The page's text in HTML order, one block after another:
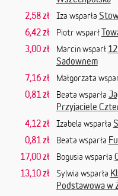
2,58 zł
Iza wsparła
6,42 zł
Piotr wsparł
3,00 zł
Marcin wsparł
Sadownem
7,16 zł
Małgorzata
0,81 zł
Beata wsparła
Przyjaciele
4,12 zł
Izabela wsparła
0,81 zł
Beata wsparła
17,00 zł
Bogusia wsparła
13,10 zł
Sylwia wsparła
Podstawowa w